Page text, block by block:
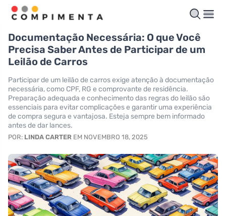
Documentação Necessária: O que Você
Precisa Saber Antes de Participar de um
Leilão de Carros
Participar de um leilão de carros exige atenção à documentação
necessária, como CPF, RG e comprovante de residência.
Preparação adequada e conhecimento das regras do leilão são
essenciais para evitar complicações e garantir uma experiência
de compra segura e vantajosa. Esteja sempre bem informado
antes de dar lances.
POR: LINDA CARTER EM NOVEMBRO 18, 2025